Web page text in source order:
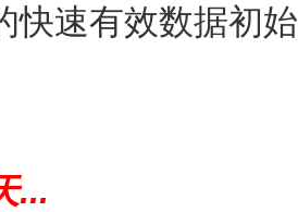
快速有效数据初
...